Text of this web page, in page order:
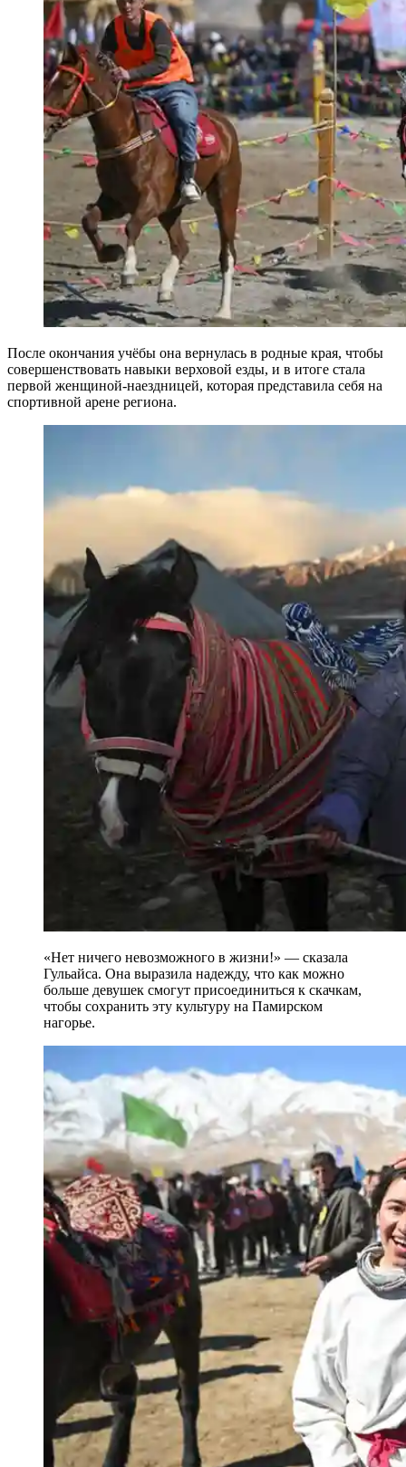
После окончания учёбы она вернулась в родные края, чтобы
совершенствовать навыки верховой езды, и в итоге стала
первой женщиной-наездницей, которая представила себя на
спортивной арене региона.
«Нет ничего невозможного в жизни!» — сказала
Гульайса. Она выразила надежду, что как можно
больше девушек смогут присоединиться к скачкам,
чтобы сохранить эту культуру на Памирском
нагорье.